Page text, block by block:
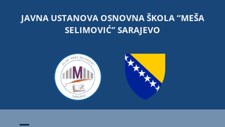
JAVNA USTANOVA OSNOVNA ŠKOLA “MEŠA
SELIMOVIĆ” SARAJEVO